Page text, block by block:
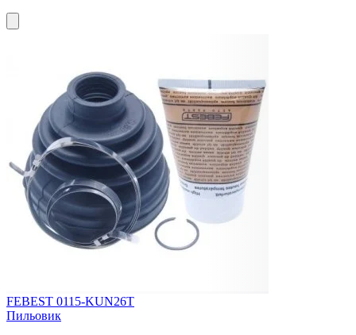
FEBEST 0115-KUN26T
Пильовик